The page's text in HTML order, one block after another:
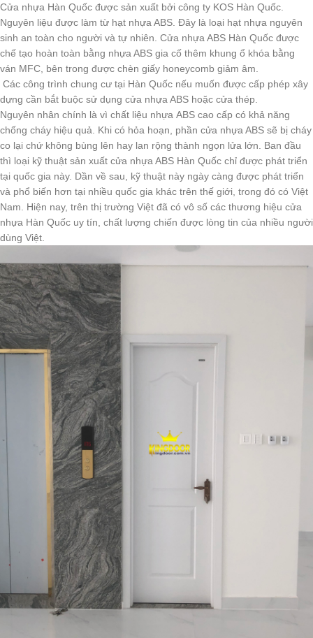
Cửa nhựa Hàn Quốc được sản xuất bởi công ty KOS Hàn Quốc.
Nguyên liệu được làm từ hạt nhựa ABS. Đây là loại hạt nhựa nguyên
sinh an toàn cho người và tự nhiên. Cửa nhựa ABS Hàn Quốc được
chế tạo hoàn toàn bằng nhựa ABS gia cố thêm khung ổ khóa bằng
ván MFC, bên trong được chèn giấy honeycomb giảm âm.
Các công trình chung cư tại Hàn Quốc nếu muốn được cấp phép xây
dựng cần bắt buộc sử dụng cửa nhựa ABS hoặc cửa thép.
Nguyên nhân chính là vì chất liệu nhựa ABS cao cấp có khả năng
chống cháy hiệu quả. Khi có hỏa hoạn, phần cửa nhựa ABS sẽ bị cháy
co lại chứ không bùng lên hay lan rộng thành ngọn lửa lớn. Ban đầu
thì loại kỹ thuật sản xuất cửa nhựa ABS Hàn Quốc chỉ được phát triển
tại quốc gia này. Dần về sau, kỹ thuật này ngày càng được phát triển
và phổ biến hơn tại nhiều quốc gia khác trên thế giới, trong đó có Việt
Nam. Hiện nay, trên thị trường Việt đã có vô số các thương hiệu cửa
nhựa Hàn Quốc uy tín, chất lượng chiến được lòng tin của nhiều người
dùng Việt.